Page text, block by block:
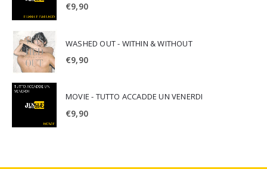
€9,90
WASHED OUT - WITHIN & WITHOUT
€9,90
MOVIE - TUTTO ACCADDE UN VENERDI
€9,90